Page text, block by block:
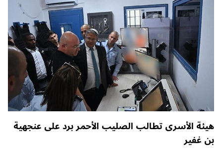
هيئة الأسرى تطالب الصليب الأحمر برد على عنجهية
بن غفير